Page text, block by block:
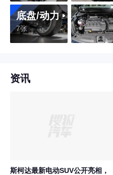
底盘/动力
7张
资讯
斯柯达最新电动SUV公开亮相，